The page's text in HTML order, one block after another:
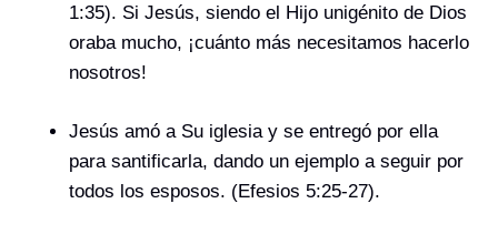
1:35). Si Jesús, siendo el Hijo unigénito de Dios
oraba mucho, ¡cuánto más necesitamos hacerlo
nosotros!
Jesús amó a Su iglesia y se entregó por ella
para santificarla, dando un ejemplo a seguir por
todos los esposos. (Efesios 5:25-27).